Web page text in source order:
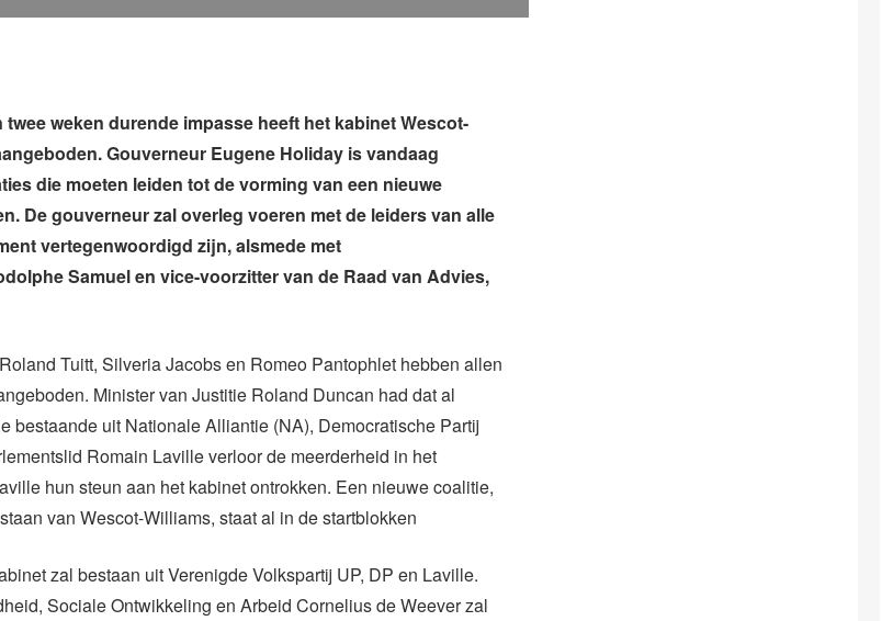
twee weken durende impasse heeft het kabinet Wescot-
Gouverneur Eugene Holiday is vandaag
die moeten leiden tot de vorming van een nieuwe
De gouverneur zal overleg voeren met de leiders van alle
vertegenwoordigd zijn, alsmede met
Samuel en vice-voorzitter van de Raad van Advies,
Tuitt, Silveria Jacobs en Romeo Pantophlet hebben allen
Minister van Justitie Roland Duncan had dat al
bestaande uit Nationale Alliantie (NA), Democratische Partij
Romain Laville verloor de meerderheid in het
hun steun aan het kabinet ontrokken. Een nieuwe coalitie,
van Wescot-Williams, staat al in de startblokken
zal bestaan uit Verenigde Volkspartij UP, DP en Laville.
Sociale Ontwikkeling en Arbeid Cornelius de Weever zal